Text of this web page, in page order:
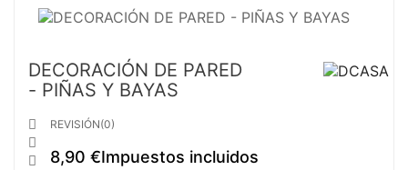
DECORACIÓN DE PARED
- PIÑAS Y BAYAS



REVISIÓN(0)
8,90 €Impuestos incluidos